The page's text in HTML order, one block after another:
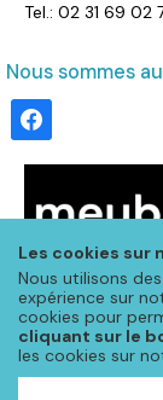
Les cookies sur
Nous utilisons
expérience sur
cookies pour
cliquant sur le
les cookies sur
Tel.: 02 31 69 02
Nous sommes
facebook